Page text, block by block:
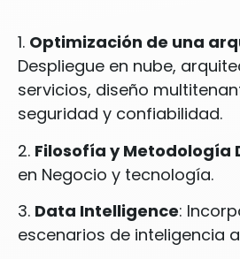
1. Optimización de una
Despliegue en nube,
servicios, diseño
seguridad y confiabilidad.
2. Filosofía y Metodología
en Negocio y tecnología.
3. Data Intelligence:
escenarios de inteligencia